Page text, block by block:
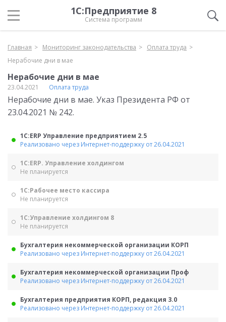
1С:Предприятие 8
Система программ
Главная Мониторинг законодательства
Оплата труда
Нерабочие дни в мае
Нерабочие дни в мае
23.04.2021 Оплата труда
Нерабочие дни в мае. Указ Президента РФ от
23.04.2021 № 242.
1С:ERP Управление предприятием 2.5
Реализовано через Интернет-поддержку от 26.04.2021
1С:ERP. Управление холдингом
Не планируется
1С:Рабочее место кассира
Не планируется
1С:Управление холдингом 8
Не планируется
Бухгалтерия некоммерческой организации КОРП
Реализовано через Интернет-поддержку от 26.04.2021
Бухгалтерия некоммерческой организации Проф
Реализовано через Интернет-поддержку от 26.04.2021
Бухгалтерия предприятия КОРП, редакция 3.0
Реализовано через Интернет-поддержку от 26.04.2021